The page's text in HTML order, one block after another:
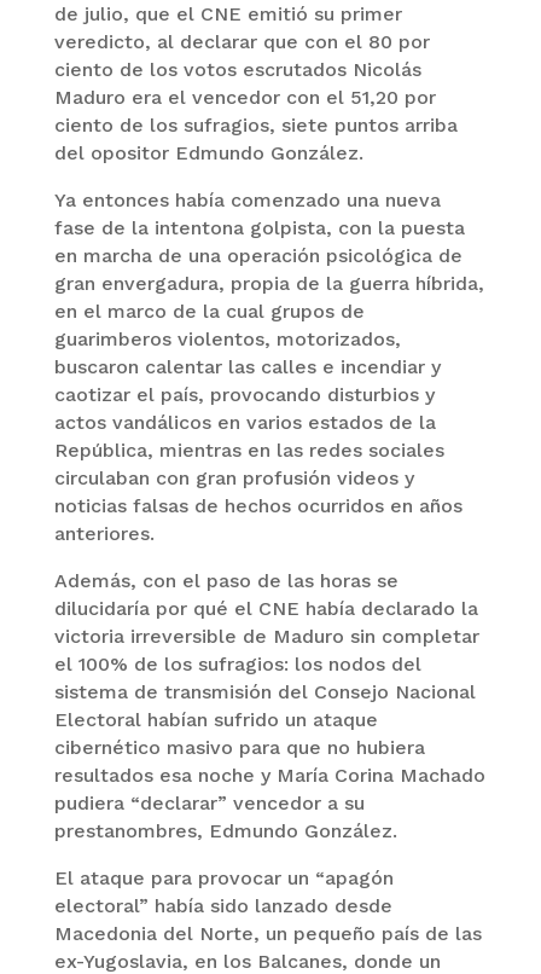
de julio, que el CNE emitió su primer
veredicto, al declarar que con el 80 por
ciento de los votos escrutados Nicolás
Maduro era el vencedor con el 51,20 por
ciento de los sufragios, siete puntos arriba
del opositor Edmundo González.
Ya entonces había comenzado una nueva
fase de la intentona golpista, con la puesta
en marcha de una operación psicológica de
gran envergadura, propia de la guerra híbrida,
en el marco de la cual grupos de
guarimberos violentos, motorizados,
buscaron calentar las calles e incendiar y
caotizar el país, provocando disturbios y
actos vandálicos en varios estados de la
República, mientras en las redes sociales
circulaban con gran profusión videos y
noticias falsas de hechos ocurridos en años
anteriores.
Además, con el paso de las horas se
dilucidaría por qué el CNE había declarado la
victoria irreversible de Maduro sin completar
el 100% de los sufragios: los nodos del
sistema de transmisión del Consejo Nacional
Electoral habían sufrido un ataque
cibernético masivo para que no hubiera
resultados esa noche y María Corina Machado
pudiera “declarar” vencedor a su
prestanombres, Edmundo González.
El ataque para provocar un “apagón
electoral” había sido lanzado desde
Macedonia del Norte, un pequeño país de las
ex-Yugoslavia, en los Balcanes, donde un